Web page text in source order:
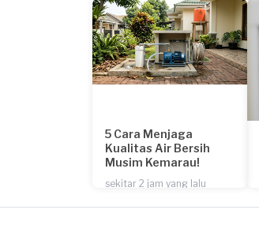
5 Cara Menjaga
Kualitas Air Bersih
Musim Kemarau!
sekitar 2 jam yang lalu